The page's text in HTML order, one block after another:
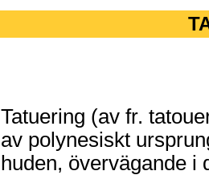
Tatuering (av fr.
av polynesiskt
huden, övervägande i